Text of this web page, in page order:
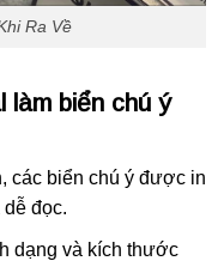
Ra Về
làm biển chú ý
các biển chú ý được in
đọc.
dạng và kích thước